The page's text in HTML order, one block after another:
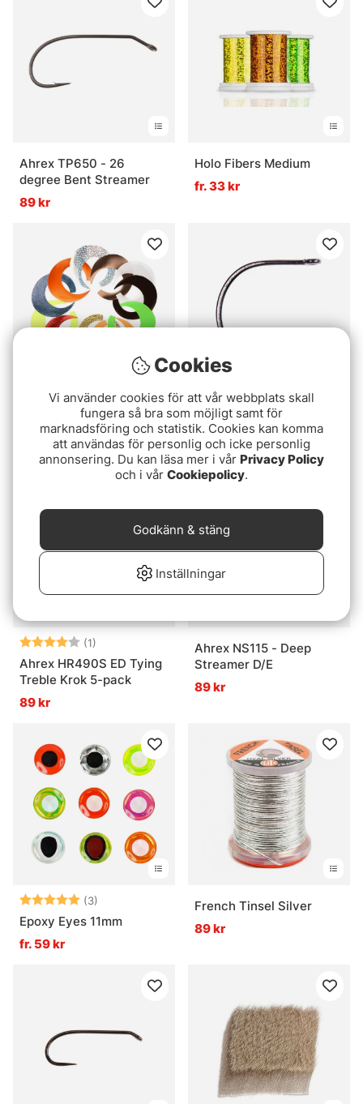
Ahrex TP650 - 26
degree Bent Streamer
89 kr
Holo Fibers Medium
fr. 33 kr
JumboWiggle Tails
fr. 49 kr fr. 49 kr
Ahrex FW527 Big Gap
Dry Barbless Krok 24-
pack
89 kr
Betyg: (1)
4.0 utav 5 stjärnor
Ahrex HR490S ED Tying
Treble Krok 5-pack
89 kr
Ahrex NS115 - Deep
Streamer D/E
89 kr
Betyg: (3)
5.0 utav 5 stjärnor
Epoxy Eyes 11mm
fr. 59 kr
French Tinsel Silver
89 kr
Cookies
Vi använder cookies för att vår webbplats skall
fungera så bra som möjligt samt för
marknadsföring och statistik. Cookies kan komma
att användas för personlig och icke personlig
annonsering. Du kan läsa mer i vår Privacy Policy
och i vår Cookiepolicy.
Inställningar
Godkänn & stäng